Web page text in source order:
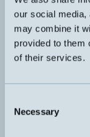
our social media,
may combine it
provided to them
of their services.
Selection
Necessary
DW-AD-703-C23
DW-AS-61A-C44